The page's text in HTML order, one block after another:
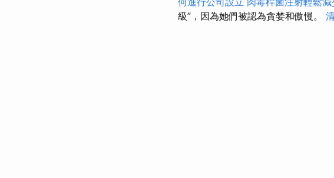
級”，因為她們被認為貪婪和傲慢。